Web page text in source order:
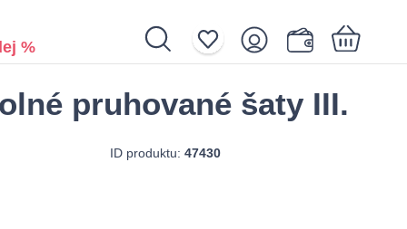
%
Nákupní košík je prázdný.
pruhované šaty III.
ID produktu: 47430